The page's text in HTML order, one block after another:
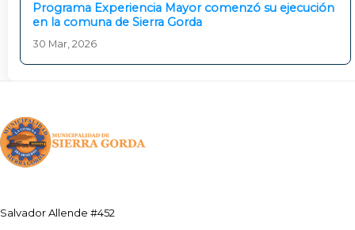
Programa Experiencia Mayor comenzó su ejecución
en la comuna de Sierra Gorda
30 Mar, 2026
Salvador Allende #452